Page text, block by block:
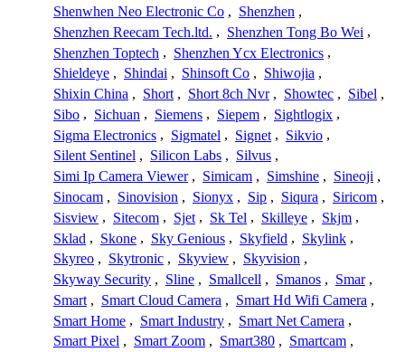
Shenwhen Neo Electronic Co , Shenzhen ,
Shenzhen Reecam Tech.ltd. , Shenzhen Tong Bo Wei ,
Shenzhen Toptech , Shenzhen Ycx Electronics ,
Shieldeye , Shindai , Shinsoft Co , Shiwojia ,
Shixin China , Short , Short 8ch Nvr , Showtec , Sibel ,
Sibo , Sichuan , Siemens , Siepem , Sightlogix ,
Sigma Electronics , Sigmatel , Signet , Sikvio ,
Silent Sentinel , Silicon Labs , Silvus ,
Simi Ip Camera Viewer , Simicam , Simshine , Sineoji ,
Sinocam , Sinovision , Sionyx , Sip , Siqura , Siricom ,
Sisview , Sitecom , Sjet , Sk Tel , Skilleye , Skjm ,
Sklad , Skone , Sky Genious , Skyfield , Skylink ,
Skyreo , Skytronic , Skyview , Skyvision ,
Skyway Security , Sline , Smallcell , Smanos , Smar ,
Smart , Smart Cloud Camera , Smart Hd Wifi Camera ,
Smart Home , Smart Industry , Smart Net Camera ,
Smart Pixel , Smart Zoom , Smart380 , Smartcam ,